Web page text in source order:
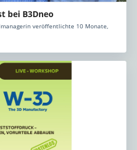
bei B3Dneo
veröffentlichte 10 Monate,